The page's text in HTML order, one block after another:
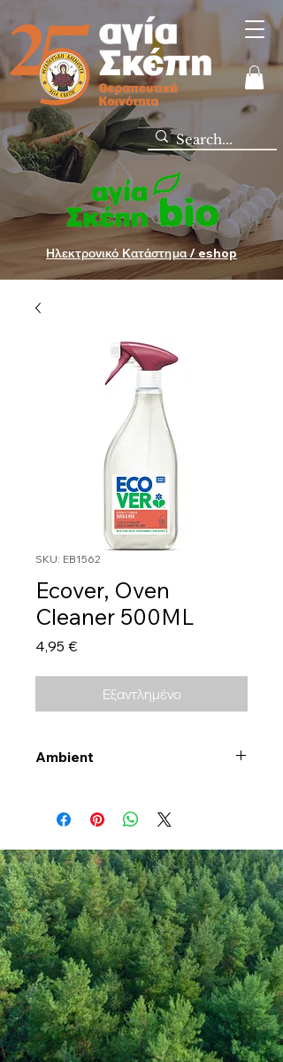
Ηλεκτρονικό Κατάστημα / eshop
SKU: EB1562
Ecover, Oven
Cleaner 500ML
4,95 €Τιμή
Εξαντλημένο
Ambient